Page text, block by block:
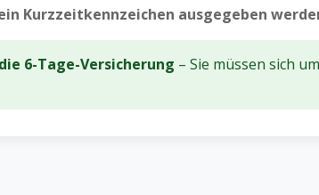
Kurzzeitkennzeichen ausgegeben
6-Tage-Versicherung – Sie müssen sich um